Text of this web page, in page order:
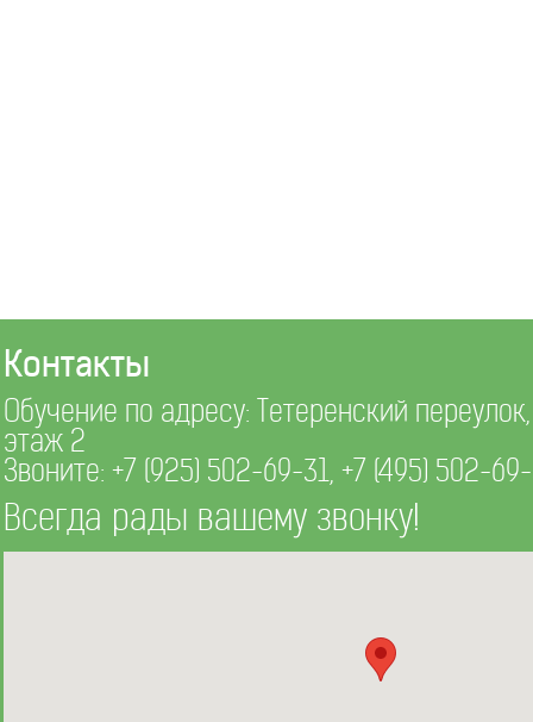
Контакты
Обучение по адресу: Тетеренский
этаж 2
Звоните:+7 (925) 502-69-31,+7 (495) 502-
Всегда рады вашему звонку!